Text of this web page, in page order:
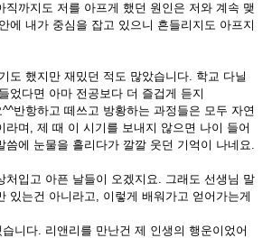
직까지도 저를 아프게 했던 원인은 저와 계속 맺
에 내가 중심을 잡고 있으니 흔들리지도 아프지
도 했지만 재밌던 적도 많았습니다. 학교 다닐
었다면 아마 전공보다 더 즐겁게 듣지
반항하고 떼쓰고 방황하는 과정들은 모두 자연
라며, 제 때 이 시기를 보내지 않으면 나이 들어
씀에 눈물을 흘리다가 깔깔 웃던 기억이 나네요.
처입고 아픈 날들이 오겠지요. 그래도 선생님 말
있는건 아니라고, 이렇게 배워가고 얻어가는게
니다. 리앤리를 만난건 제 인생의 행운이었어